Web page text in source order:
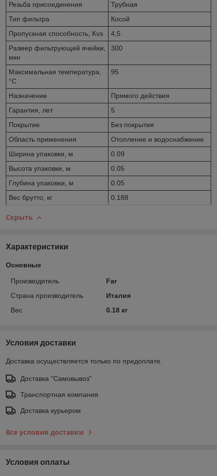
Резьба присоединения
Трубная
Тип фильтра
Косой
Пропускная способность, Kvs
4,5
Размер фильтрующей ячейки,
мкн
300
Максимальная температура,
°С
95
Назначение
Прямого действия
Гарантия, лет
5
Покрытие
Без покрытия
Область применения
Отопление и водоснабжение
Ширина упаковки, м
0.09
Высота упаковки, м
0.05
Глубина упаковки, м
0.05
Вес брутто, кг
0.188
Скрыть
Характеристики
Основные
Производитель
Far
Страна производитель
Италия
Вес
0.18 кг
Условия доставки
Доставка осуществляется только по предоплате.
Доставка "Самовывоз"
Транспортная компания
Доставка курьером
Все условия доставки
Условия оплаты